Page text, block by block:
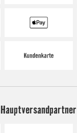
Hauptversandpartner